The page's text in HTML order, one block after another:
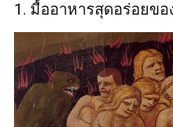
1. มื้ออาหารสุดอร่อยขอ